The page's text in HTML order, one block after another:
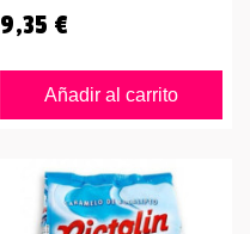
9,35 €
Añadir al carrito